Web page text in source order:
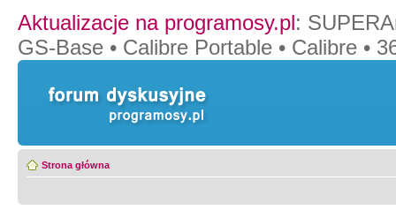
Aktualizacje na programosy.pl:
GS-Base • Calibre Portable • Calibre •
Strona główna